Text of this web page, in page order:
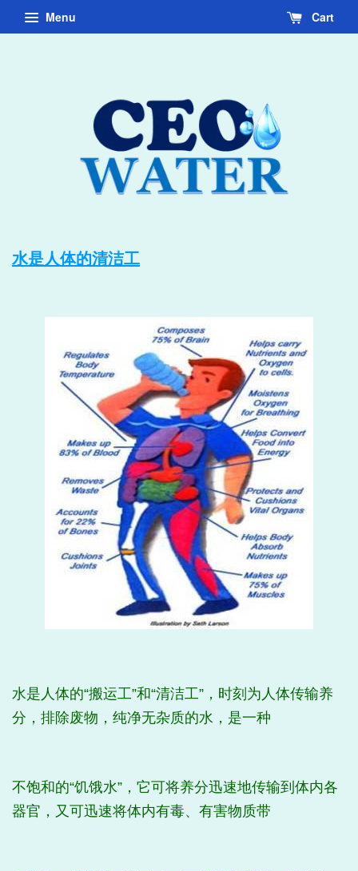
Menu Cart
水是人体的清洁工
水是人体的“搬运工”和“清洁工”，时刻为人体传输养
分，排除废物，纯净无杂质的水，是一种
不饱和的“饥饿水”，它可将养分迅速地传输到体内各
器官，又可迅速将体内有毒、有害物质带